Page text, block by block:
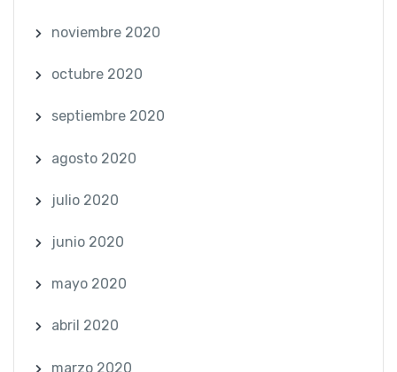
noviembre 2020
octubre 2020
septiembre 2020
agosto 2020
julio 2020
junio 2020
mayo 2020
abril 2020
marzo 2020